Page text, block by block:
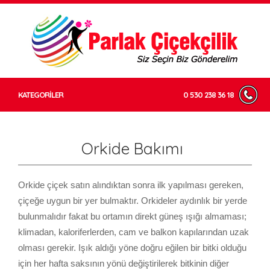
KATEGORİLER 0 530 238 36 18
Orkide Bakımı
Orkide çiçek satın alındıktan sonra ilk yapılması gereken,
çiçeğe uygun bir yer bulmaktır. Orkideler aydınlık bir yerde
bulunmalıdır fakat bu ortamın direkt güneş ışığı almaması;
klimadan, kaloriferlerden, cam ve balkon kapılarından uzak
olması gerekir. Işık aldığı yöne doğru eğilen bir bitki olduğu
için her hafta saksının yönü değiştirilerek bitkinin diğer